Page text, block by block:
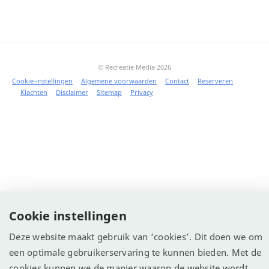
© Recreatie Media 2026
Cookie-instellingen
Algemene voorwaarden Contact
Reserveren
Klachten
Disclaimer Sitemap Privacy
Cookie instellingen
Deze website maakt gebruik van ‘cookies’. Dit doen we om
een optimale gebruikerservaring te kunnen bieden. Met de